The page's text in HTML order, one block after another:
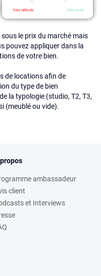
le prix du marché mais
pouvez appliquer dans la
de votre bien.
de locations afin de
du type de bien
la typologie (studio, T2, T3,
(meublé ou vide).
ambassadeur
client
et Interviews